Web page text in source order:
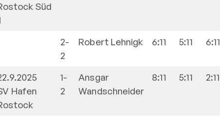
Süd
2-
2
Robert Lehnigk 6:11 5:11 6:11
Hafen
1-
2
Ansgar
Wandschneider
8:11 5:11 2:11